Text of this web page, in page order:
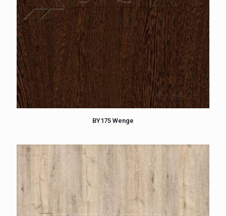
BY175 Wenge